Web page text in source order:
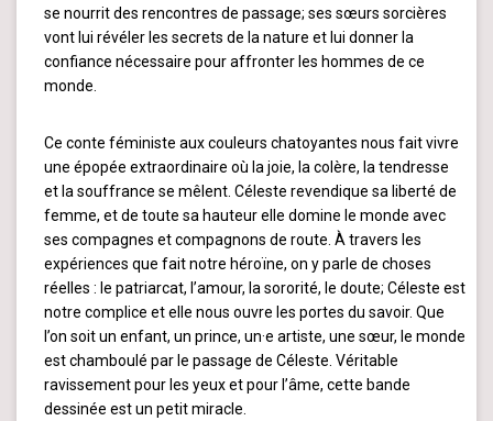
se nourrit des rencontres de passage; ses sœurs sorcières
vont lui révéler les secrets de la nature et lui donner la
confiance nécessaire pour affronter les hommes de ce
monde.
Ce conte féministe aux couleurs chatoyantes nous fait vivre
une épopée extraordinaire où la joie, la colère, la tendresse
et la souffrance se mêlent. Céleste revendique sa liberté de
femme, et de toute sa hauteur elle domine le monde avec
ses compagnes et compagnons de route. À travers les
expériences que fait notre héroïne, on y parle de choses
réelles : le patriarcat, l’amour, la sororité, le doute; Céleste est
notre complice et elle nous ouvre les portes du savoir. Que
l’on soit un enfant, un prince, un·e artiste, une sœur, le monde
est chamboulé par le passage de Céleste. Véritable
ravissement pour les yeux et pour l’âme, cette bande
dessinée est un petit miracle.